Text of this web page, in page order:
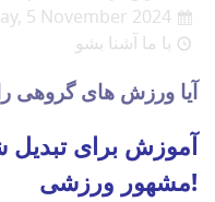
5 November 2024
با ما آشنا بشو
آیا ورزش های گروهی
آموزش برای
مشهور ورزشی!